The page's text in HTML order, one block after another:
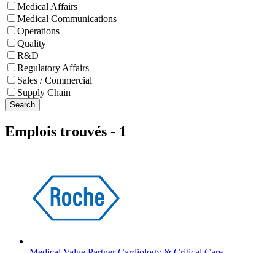
Medical Affairs
Medical Communications
Operations
Quality
R&D
Regulatory Affairs
Sales / Commercial
Supply Chain
Search
Emplois trouvés - 1